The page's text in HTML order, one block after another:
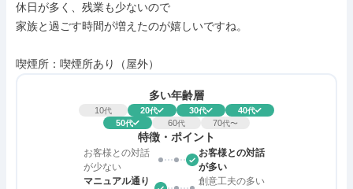
休日が多く、残業も少ないので
家族と過ごす時間が増えたのが嬉しいですね。
喫煙所：喫煙所あり（屋外）
多い年齢層
10代 20代 30代 40代
50代 60代 70代〜
特徴・ポイント
お客様との対話
が少ない
お客様との対話
が多い
マニュアル通り
創意工夫の多い